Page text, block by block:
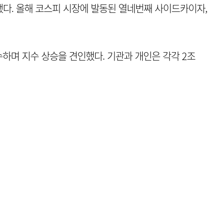
. 올해 코스피 시장에 발동된 열네번째 사이드카이자,
며 지수 상승을 견인했다. 기관과 개인은 각각 2조